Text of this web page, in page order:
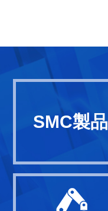
SMC製品